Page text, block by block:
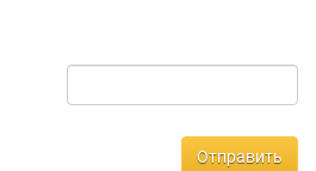
Отправить